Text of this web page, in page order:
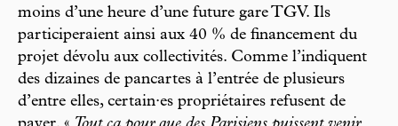
moins d’une heure d’une future gare TGV. Ils
participeraient ainsi aux 40 % de financement du
projet dévolu aux collectivités. Comme l’indiquent
des dizaines de pancartes à l’entrée de plusieurs
d’entre elles, certain·es propriétaires refusent de